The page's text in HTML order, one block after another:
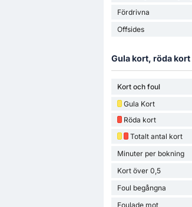
Fördrivna
Offsides
Gula kort, röda
Kort och foul
Gula Kort
Röda kort
Totalt antal kort
Minuter per bokning
Kort över 0,5
Foul begångna
Foulade mot